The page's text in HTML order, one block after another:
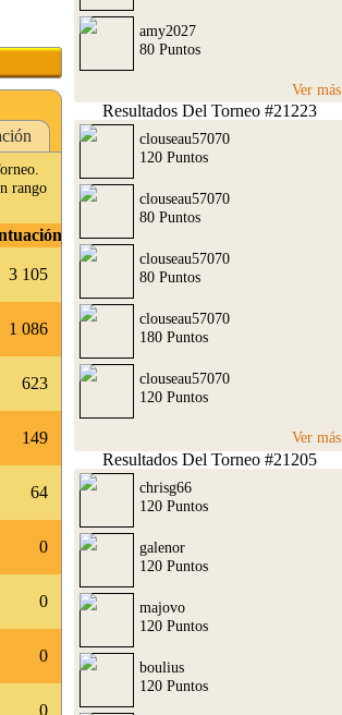
rango
3 105
1 086
623
149
64
0
0
0
0
amy2027
80 Puntos
Ver más
Resultados Del Torneo #21223
clouseau57070
120 Puntos
clouseau57070
80 Puntos
clouseau57070
80 Puntos
clouseau57070
180 Puntos
clouseau57070
120 Puntos
Ver más
Resultados Del Torneo #21205
chrisg66
120 Puntos
galenor
120 Puntos
majovo
120 Puntos
boulius
120 Puntos